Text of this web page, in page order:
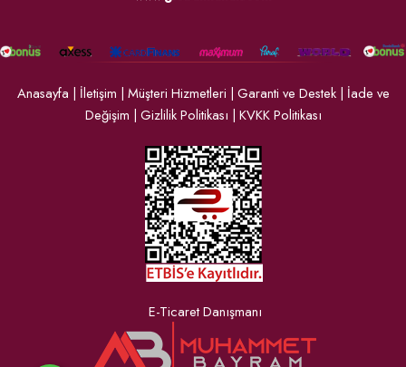
Anasayfa | İletişim | Müşteri Hizmetleri | Garanti ve Destek| İade ve
Değişim | Gizlilik Politikası | KVKK Politikası
E-Ticaret Danışmanı